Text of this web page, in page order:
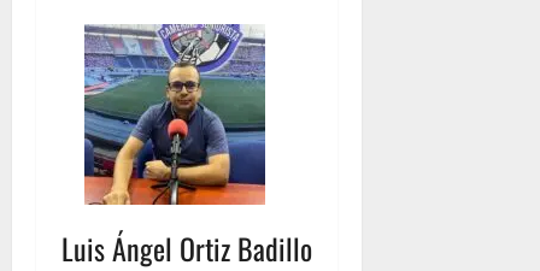
Luis Ángel Ortiz Badillo